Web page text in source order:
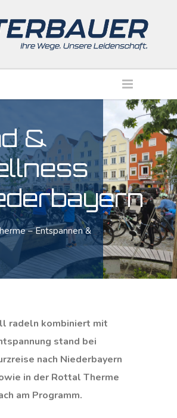
&
– Entspannen &
radeln kombiniert mit
stand bei
nach Niederbayern
in der Rottal Therme
am Programm.